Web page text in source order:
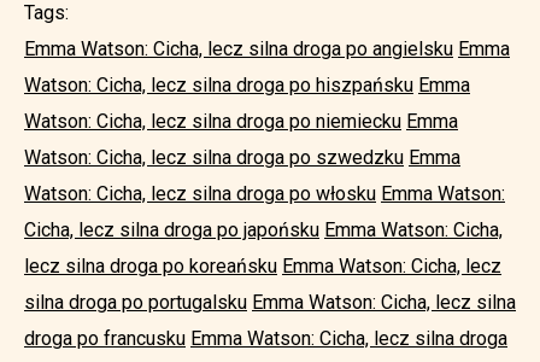
Tags:
Emma Watson: Cicha, lecz silna droga po angielsku Emma
Watson: Cicha, lecz silna droga po hiszpańsku Emma
Watson: Cicha, lecz silna droga po niemiecku Emma
Watson: Cicha, lecz silna droga po szwedzku Emma
Watson: Cicha, lecz silna droga po włosku Emma Watson:
Cicha, lecz silna droga po japońsku Emma Watson: Cicha,
lecz silna droga po koreańsku Emma Watson: Cicha, lecz
silna droga po portugalsku Emma Watson: Cicha, lecz silna
droga po francusku Emma Watson: Cicha, lecz silna droga